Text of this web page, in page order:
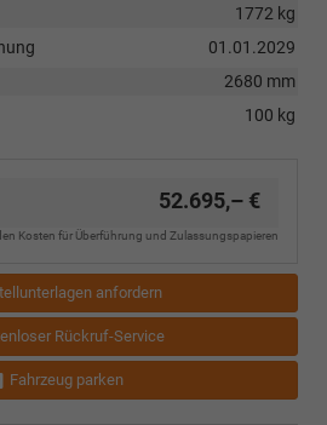
1772 kg
01.01.2029
2680 mm
100 kg
52.695,– €
Kosten für Überführung und Zulassungspapieren
anfordern
Rückruf-Service
Fahrzeug parken